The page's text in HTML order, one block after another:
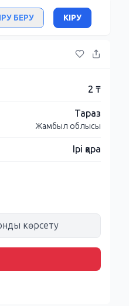
БЕРУ КІРУ
2 ₸
Тараз
Жамбыл облысы
Ірі қара
көрсету